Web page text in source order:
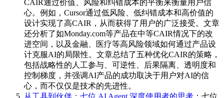
CAIR通过价值、风险和纠错成本的平衡来衡量用户信
心。例如，Cursor通过低风险、低纠错成本和高价值的
设计实现了高CAIR，从而获得了用户的广泛接受。文章
还分析了如Monday.com等产品在中等CAIR情况下的改
进空间，以及金融、医疗等高风险领域如何通过产品设
计克服AI的局限性。文章总结了五种优化CAIR的策略，
包括战略性的人工参与、可逆性、后果隔离、透明度和
控制梯度，并强调AI产品的成功取决于用户对AI的信
心，而不仅仅是技术的先进性。
从工具到伙伴：七位 AI Agent 深度使用者的思考 ：七位